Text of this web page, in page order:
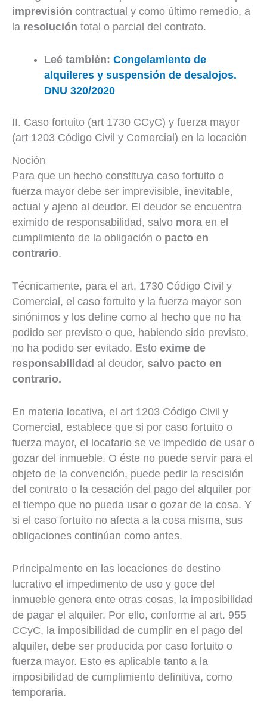
imprevisión contractual y como último remedio, a
la resolución total o parcial del contrato.
Leé también: Congelamiento de
alquileres y suspensión de desalojos.
DNU 320/2020
II. Caso fortuito (art 1730 CCyC) y fuerza mayor
(art 1203 Código Civil y Comercial) en la locación
Noción
Para que un hecho constituya caso fortuito o
fuerza mayor debe ser imprevisible, inevitable,
actual y ajeno al deudor. El deudor se encuentra
eximido de responsabilidad, salvo mora en el
cumplimiento de la obligación o pacto en
contrario.
Técnicamente, para el art. 1730 Código Civil y
Comercial, el caso fortuito y la fuerza mayor son
sinónimos y los define como al hecho que no ha
podido ser previsto o que, habiendo sido previsto,
no ha podido ser evitado. Esto exime de
responsabilidad al deudor, salvo pacto en
contrario.
En materia locativa, el art 1203 Código Civil y
Comercial, establece que si por caso fortuito o
fuerza mayor, el locatario se ve impedido de usar o
gozar del inmueble. O éste no puede servir para el
objeto de la convención, puede pedir la rescisión
del contrato o la cesación del pago del alquiler por
el tiempo que no pueda usar o gozar de la cosa. Y
si el caso fortuito no afecta a la cosa misma, sus
obligaciones continúan como antes.
Principalmente en las locaciones de destino
lucrativo el impedimento de uso y goce del
inmueble genera ente otras cosas, la imposibilidad
de pagar el alquiler. Por ello, conforme al art. 955
CCyC, la imposibilidad de cumplir en el pago del
alquiler, debe ser producida por caso fortuito o
fuerza mayor. Esto es aplicable tanto a la
imposibilidad de cumplimiento definitiva, como
temporaria.